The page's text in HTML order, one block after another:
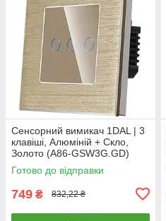
Сенсорний вимикач 1DAL | 3
клавіші, Алюміній + Скло,
Золото (A86-GSW3G.GD)
Готово до відправки
749 ₴ 832,22 ₴